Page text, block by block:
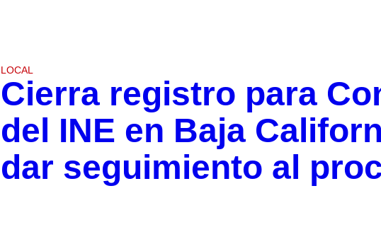
LOCAL
Cierra registro para
del INE en Baja
dar seguimiento al